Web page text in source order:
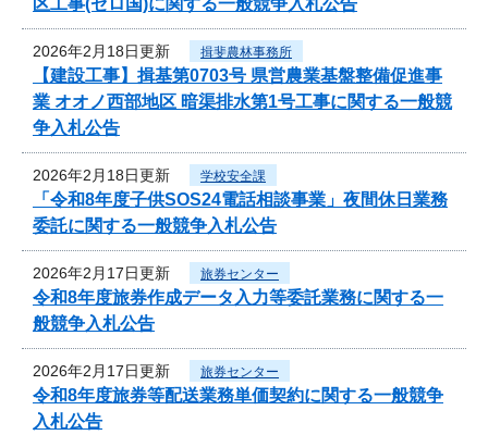
2026年2月18日更新 揖斐農林事務所
【建設工事】揖基第0703号 県営農業基盤整備促進事
業 オオノ西部地区 暗渠排水第1号工事に関する一般競
争入札公告
2026年2月18日更新 学校安全課
「令和8年度子供SOS24電話相談事業」夜間休日業務
委託に関する一般競争入札公告
2026年2月17日更新 旅券センター
令和8年度旅券作成データ入力等委託業務に関する一
般競争入札公告
2026年2月17日更新 旅券センター
令和8年度旅券等配送業務単価契約に関する一般競争
入札公告